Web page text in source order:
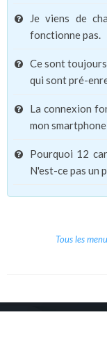
Je viens de
fonctionne pas.
Ce sont toujours
qui sont pré-
La connexion
mon
Pourquoi 12
N'est-ce pas un
Tous les